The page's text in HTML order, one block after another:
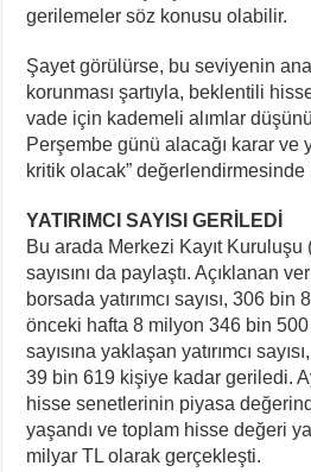
gerilemeler söz konusu olabilir.
Şayet görülürse, bu seviyenin
korunması şartıyla, beklentili
vade için kademeli alımlar
Perşembe günü alacağı karar ve
kritik olacak” değerlendirmesinde
YATIRIMCI SAYISI GERİLEDİ
Bu arada Merkezi Kayıt Kuruluşu
sayısını da paylaştı. Açıklanan
borsada yatırımcı sayısı, 306
önceki hafta 8 milyon 346 bin
sayısına yaklaşan yatırımcı
39 bin 619 kişiye kadar geriledi.
hisse senetlerinin piyasa
yaşandı ve toplam hisse değeri
milyar TL olarak gerçekleşti.